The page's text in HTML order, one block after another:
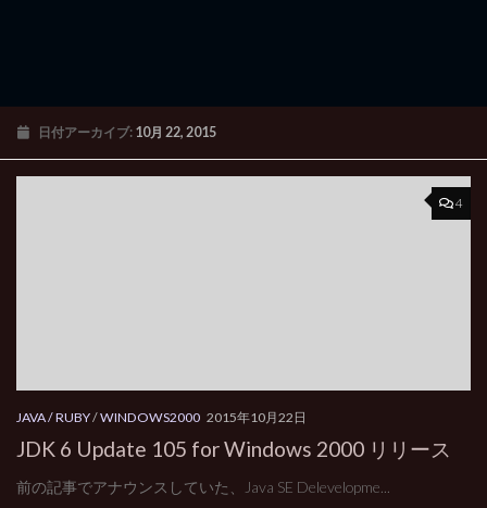
日付アーカイブ: 10月 22, 2015
4
JAVA / RUBY/WINDOWS2000 2015年10月22日
JDK 6 Update 105 for Windows 2000 リリース
前の記事でアナウンスしていた、Java SE Delevelopme...